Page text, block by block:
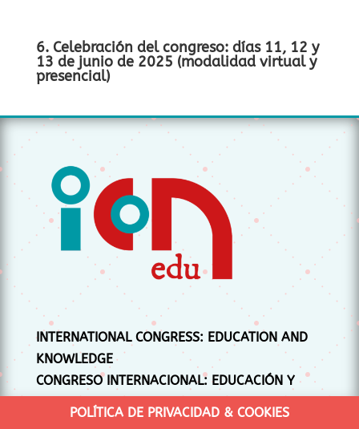
6. Celebración del congreso: días 11, 12 y
13 de junio de 2025 (modalidad virtual y
presencial)
INTERNATIONAL CONGRESS: EDUCATION AND
KNOWLEDGE
CONGRESO INTERNACIONAL: EDUCACIÓN Y
CONOCIMIENTO
POLÍTICA DE PRIVACIDAD & COOKIES